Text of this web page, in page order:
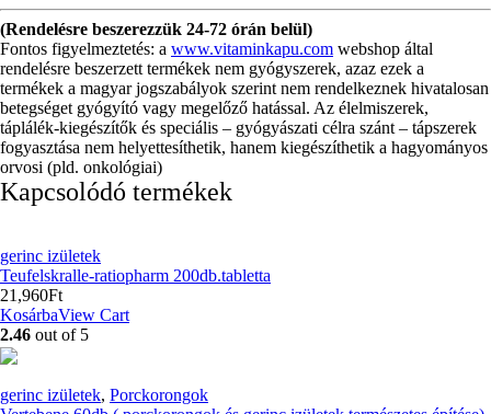
(Rendelésre beszerezzük 24-72 órán belül)
Fontos figyelmeztetés: a www.vitaminkapu.com webshop által
rendelésre beszerzett termékek nem gyógyszerek, azaz ezek a
termékek a magyar jogszabályok szerint nem rendelkeznek hivatalosan
betegséget gyógyító vagy megelőző hatással. Az élelmiszerek,
táplálék-kiegészítők és speciális – gyógyászati célra szánt – tápszerek
fogyasztása nem helyettesíthetik, hanem kiegészíthetik a hagyományos
orvosi (pld. onkológiai)
Kapcsolódó termékek
gerinc izületek
Teufelskralle-ratiopharm 200db.tabletta
21,960Ft
KosárbaView Cart
2.46 out of 5
gerinc izületek, Porckorongok